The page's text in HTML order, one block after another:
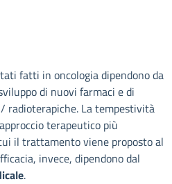
fatti in oncologia dipendono da
di nuovi farmaci e di
radioterapiche. La tempestività
terapeutico più
il trattamento viene proposto al
invece, dipendono dal
.